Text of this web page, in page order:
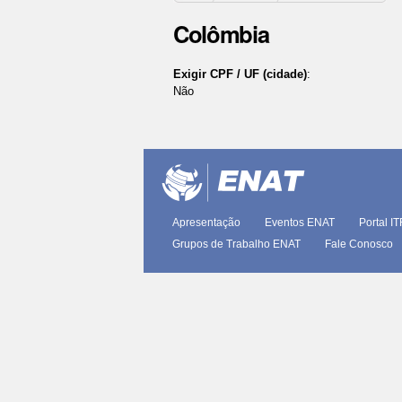
Colômbia
Exigir CPF / UF (cidade):
Não
documento
Apresentação Eventos ENAT Portal
Grupos de Trabalho ENAT
Fale Conosco